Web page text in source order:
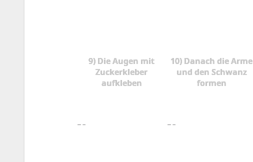
9) Die Augen mit
Zuckerkleber
aufkleben
10) Danach die Arme
und den Schwanz
formen